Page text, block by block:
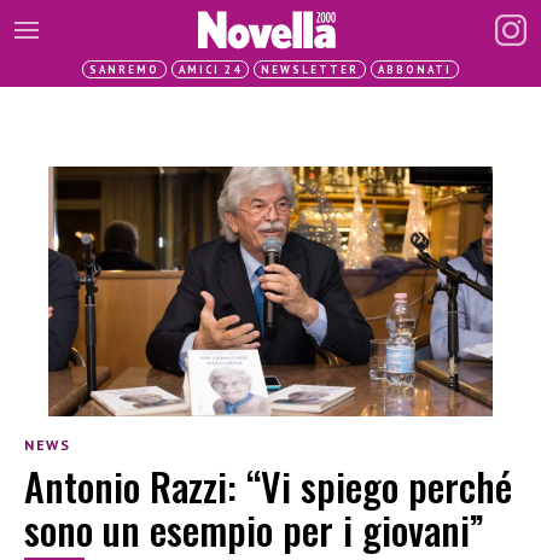
SANREMO AMICI 24 NEWSLETTER ABBONATI
NEWS
Antonio Razzi: “Vi spiego perché
sono un esempio per i giovani”